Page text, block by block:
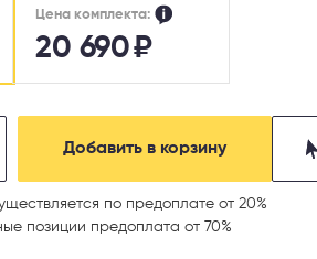
Цена комплекта:
20 690₽
Добавить в корзину
по предоплате от 20%
позиции предоплата от 70%